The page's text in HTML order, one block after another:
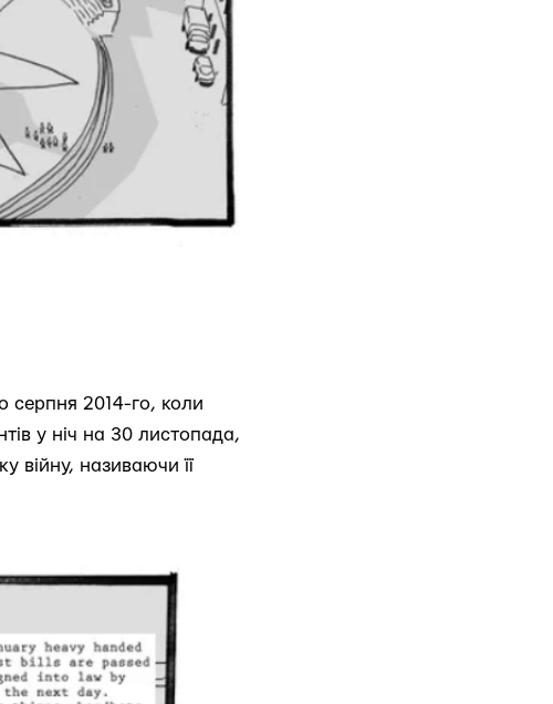
серпня 2014-го, коли
у ніч на 30 листопада,
війну, називаючи її